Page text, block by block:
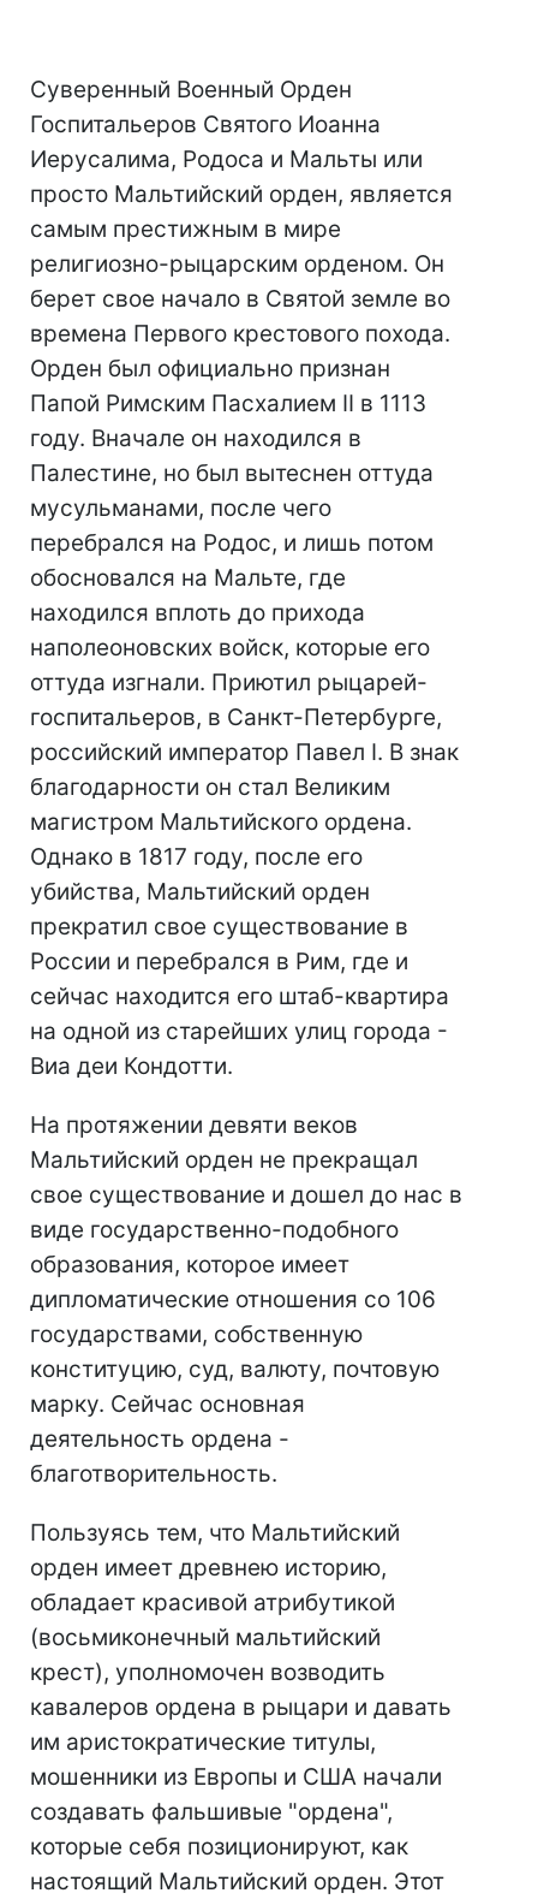
Суверенный Военный Орден
Госпитальеров Святого Иоанна
Иерусалима, Родоса и Мальты или
просто Мальтийский орден, является
самым престижным в мире
религиозно-рыцарским орденом. Он
берет свое начало в Святой земле во
времена Первого крестового похода.
Орден был официально признан
Папой Римским Пасхалием II в 1113
году. Вначале он находился в
Палестине, но был вытеснен оттуда
мусульманами, после чего
перебрался на Родос, и лишь потом
обосновался на Мальте, где
находился вплоть до прихода
наполеоновских войск, которые его
оттуда изгнали. Приютил рыцарей-
госпитальеров, в Санкт-Петербурге,
российский император Павел І. В знак
благодарности он стал Великим
магистром Мальтийского ордена.
Однако в 1817 году, после его
убийства, Мальтийский орден
прекратил свое существование в
России и перебрался в Рим, где и
сейчас находится его штаб-квартира
на одной из старейших улиц города -
Виа деи Кондотти.
На протяжении девяти веков
Мальтийский орден не прекращал
свое существование и дошел до нас в
виде государственно-подобного
образования, которое имеет
дипломатические отношения со 106
государствами, собственную
конституцию, суд, валюту, почтовую
марку. Сейчас основная
деятельность ордена -
благотворительность.
Пользуясь тем, что Мальтийский
орден имеет древнею историю,
обладает красивой атрибутикой
(восьмиконечный мальтийский
крест), уполномочен возводить
кавалеров ордена в рыцари и давать
им аристократические титулы,
мошенники из Европы и США начали
создавать фальшивые "ордена",
которые себя позиционируют, как
настоящий Мальтийский орден. Этот